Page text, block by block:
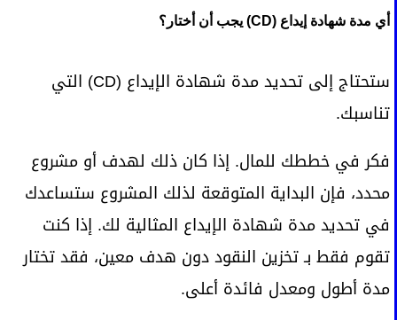
أي مدة شهادة إيداع (CD) يجب أن أختار؟
ستحتاج إلى تحديد مدة شهادة الإيداع (CD) التي
تناسبك.
فكر في خططك للمال. إذا كان ذلك لهدف أو مشروع
محدد، فإن البداية المتوقعة لذلك المشروع ستساعدك
في تحديد مدة شهادة الإيداع المثالية لك. إذا كنت
تقوم فقط بـ تخزين النقود دون هدف معين، فقد تختار
مدة أطول ومعدل فائدة أعلى.